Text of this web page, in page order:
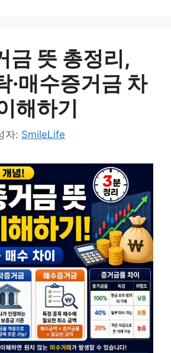
금 뜻 총정리,
·매수증거금 차
해하기
자: SmileLife